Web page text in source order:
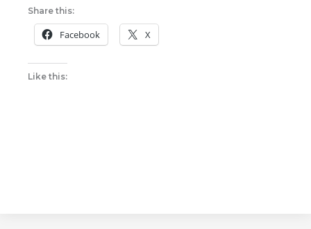
Share this:
Facebook X
Like this: